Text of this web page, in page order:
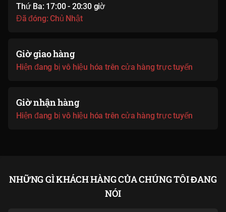
Thứ Ba: 17:00 - 20:30 giờ
Đã đóng: Chủ Nhật
Giờ giao hàng
Hiện đang bị vô hiệu hóa trên cửa hàng trực tuyến
Giờ nhận hàng
Hiện đang bị vô hiệu hóa trên cửa hàng trực tuyến
NHỮNG GÌ KHÁCH HÀNG CỦA CHÚNG TÔI ĐANG
NÓI